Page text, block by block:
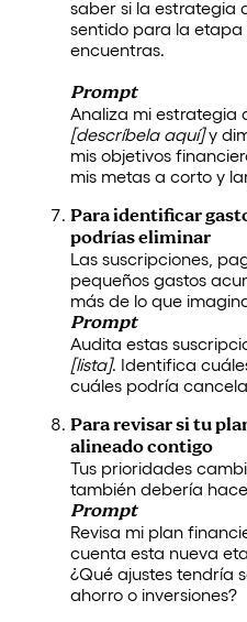
saber si la estrategia
sentido para la
encuentras.
Prompt
Analiza mi estrategia
[descríbela aquí]y
mis objetivos
mis metas a corto y
Para identificar
podrías eliminar
Las suscripciones,
pequeños gastos
más de lo que
Prompt
Audita estas
[lista]. Identifica
cuáles podría
Para revisar si tu
alineado contigo
Tus prioridades
también debería
Prompt
Revisa mi plan
cuenta esta nueva
¿Qué ajustes tendría
ahorro o inversiones?